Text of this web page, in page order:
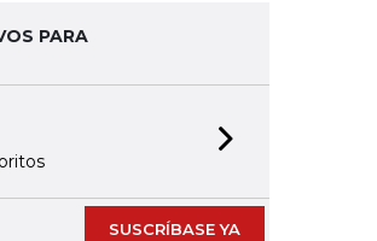
PARA
SUSCRÍBASE YA